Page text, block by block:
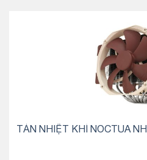
TẢN NHIỆT KHÍ NOCTUA